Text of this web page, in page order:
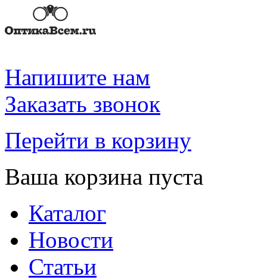
Напишите нам
Заказать звонок
Перейти в корзину
Ваша корзина пуста
Каталог
Новости
Статьи